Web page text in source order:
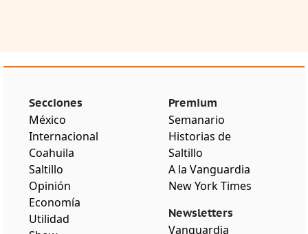
Secciones
México
Internacional
Coahuila
Saltillo
Opinión
Economía
Utilidad
Premium
Semanario
Historias de
Saltillo
A la Vanguardia
New York Times
Newsletters
Vanguardia